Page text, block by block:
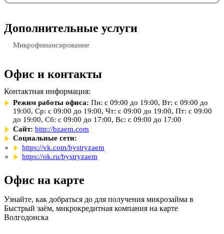
Дополнительные услуги
Микрофинансирование
Офис и контакты
Контактная информация:
Режим работы офиса: Пн: с 09:00 до 19:00, Вт: с 09:00 до
19:00, Ср: с 09:00 до 19:00, Чт: с 09:00 до 19:00, Пт: с 09:00
до 19:00, Сб: с 09:00 до 17:00, Вс: с 09:00 до 17:00
Сайт: http://bzaem.com
Социальные сети:
https://vk.com/bystryzaem
https://ok.ru/bystryzaem
Офис на карте
Узнайте, как добраться до для получения микрозайма в
Быстрый заём, микрокредитная компания на карте
Волгодонска